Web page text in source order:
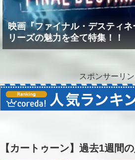
映画『ファイナル・デスティ
リーズの魅力を全て特集！！
スポンサーリン
【カートゥーン】過去1週間